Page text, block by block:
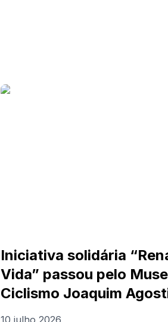
Iniciativa solidária
Vida” passou pelo
Ciclismo Joaquim
10 julho 2026